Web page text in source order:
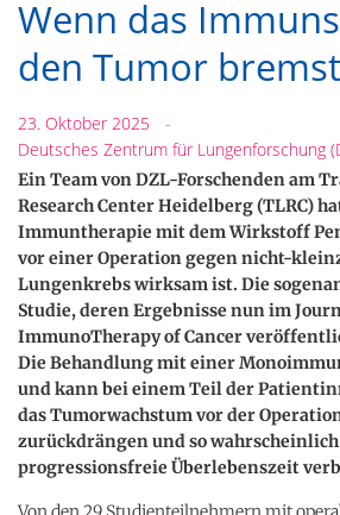
Wenn das
den Tumor bremst
23. Oktober 2025
-
Deutsches Zentrum für Lungenforschung
Ein Team von DZL-Forschenden am
Research Center Heidelberg (TLRC)
Immuntherapie mit dem Wirkstoff
vor einer Operation gegen nicht-
Lungenkrebs wirksam ist. Die
Studie, deren Ergebnisse nun im
ImmunoTherapy of Cancer
Die Behandlung mit einer
und kann bei einem Teil der
das Tumorwachstum vor der
zurückdrängen und so
progressionsfreie Überlebenszeit